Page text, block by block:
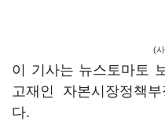
(
이 기사는 뉴스토마토
고재인 자본시장정책
다.